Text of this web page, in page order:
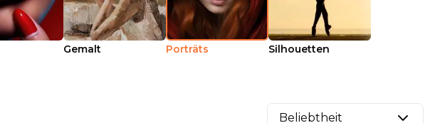
Gemalt Porträts Silhouetten
Beliebtheit